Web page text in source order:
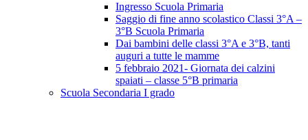
Ingresso Scuola Primaria
Saggio di fine anno scolastico Classi 3°A –
3°B Scuola Primaria
Dai bambini delle classi 3°A e 3°B, tanti
auguri a tutte le mamme
5 febbraio 2021- Giornata dei calzini
spaiati – classe 5°B primaria
Scuola Secondaria I grado